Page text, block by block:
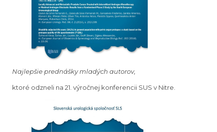
Najlepšie prednášky mladých autorov,
ktoré odzneli na 21. výročnej konferencii SUS v Nitre.